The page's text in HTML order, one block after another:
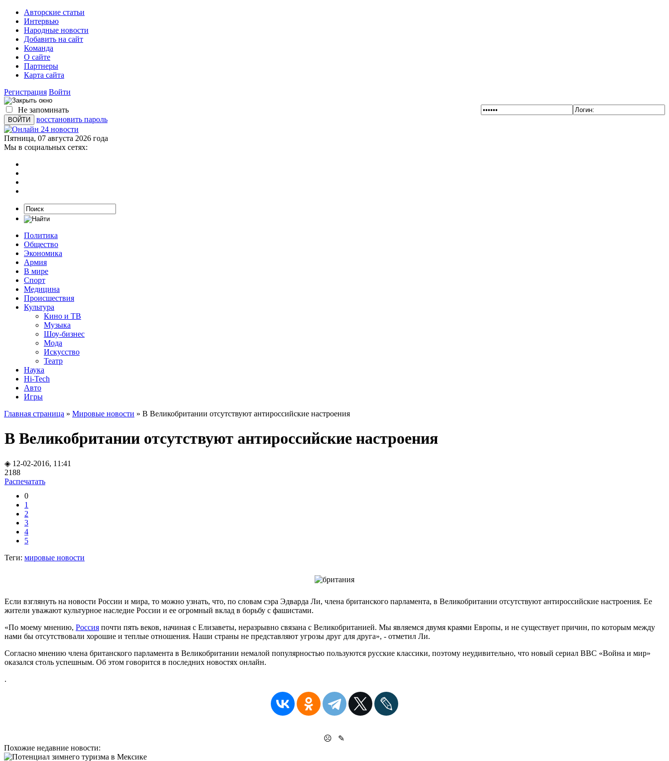
Авторские статьи
Интервью
Народные новости
Добавить на сайт
Команда
О сайте
Партнеры
Карта сайта
Регистрация Войти
Не запоминать
восстановить пароль
Пятница, 07 августа 2026 года
Мы в социальных сетях:
Политика
Общество
Экономика
Армия
В мире
Спорт
Медицина
Происшествия
Культура
Кино и ТВ
Музыка
Шоу-бизнес
Мода
Искусство
Театр
Наука
Hi-Tech
Авто
Игры
Главная страница » Мировые новости » В Великобритании отсутствуют антироссийские настроения
В Великобритании отсутствуют антироссийские настроения
◈ 12-02-2016, 11:41
2188
Распечатать
0
1
2
3
4
5
Теги: мировые новости
Если взглянуть на новости России и мира, то можно узнать, что, по словам сэра Эдварда Ли, члена британского парламента, в Великобритании отсутствуют антироссийские настроения. Ее
жители уважают культурное наследие России и ее огромный вклад в борьбу с фашистами.
«По моему мнению, Россия почти пять веков, начиная с Елизаветы, неразрывно связана с Великобританией. Мы являемся двумя краями Европы, и не существует причин, по которым между
нами бы отсутствовали хорошие и теплые отношения. Наши страны не представляют угрозы друг для друга», - отметил Ли.
Согласно мнению члена британского парламента в Великобритании немалой популярностью пользуются русские классики, поэтому неудивительно, что новый сериал BBC «Война и мир»
оказался столь успешным. Об этом говорится в последних новостях онлайн.
.
☹
✎
Похожие недавние новости: